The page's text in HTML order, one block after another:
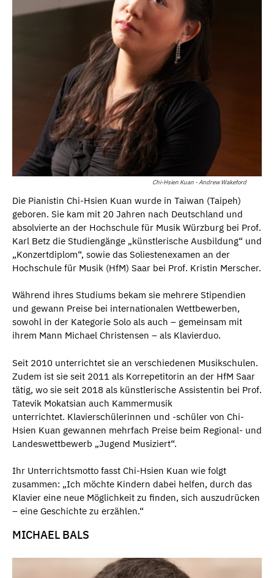
Chi-Hsien Kuan - Andrew Wakeford
Die Pianistin Chi-Hsien Kuan wurde in Taiwan (Taipeh)
geboren. Sie kam mit 20 Jahren nach Deutschland und
absolvierte an der Hochschule für Musik Würzburg bei Prof.
Karl Betz die Studiengänge „künstlerische Ausbildung“ und
„Konzertdiplom“, sowie das Soliestenexamen an der
Hochschule für Musik (HfM) Saar bei Prof. Kristin Merscher.
Während ihres Studiums bekam sie mehrere Stipendien
und gewann Preise bei internationalen Wettbewerben,
sowohl in der Kategorie Solo als auch – gemeinsam mit
ihrem Mann Michael Christensen – als Klavierduo.
Seit 2010 unterrichtet sie an verschiedenen Musikschulen.
Zudem ist sie seit 2011 als Korrepetitorin an der HfM Saar
tätig, wo sie seit 2018 als künstlerische Assistentin bei Prof.
Tatevik Mokatsian auch Kammermusik
unterrichtet. Klavierschülerinnen und -schüler von Chi-
Hsien Kuan gewannen mehrfach Preise beim Regional- und
Landeswettbewerb „Jugend Musiziert“.
Ihr Unterrichtsmotto fasst Chi-Hsien Kuan wie folgt
zusammen: „Ich möchte Kindern dabei helfen, durch das
Klavier eine neue Möglichkeit zu finden, sich auszudrücken
– eine Geschichte zu erzählen.“
MICHAEL BALS